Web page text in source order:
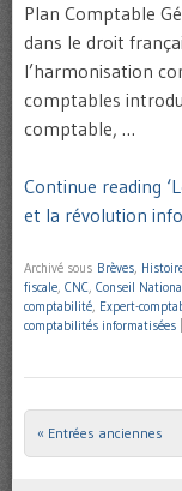
Plan Comptable
dans le droit
l’harmonisation
comptables
comptable, …
Continue reading
et la révolution
Archivé sous Brèves,
fiscale, CNC, Conseil
comptabilité, Expert-
comptabilités informatisées
Post navigation
« Entrées anciennes